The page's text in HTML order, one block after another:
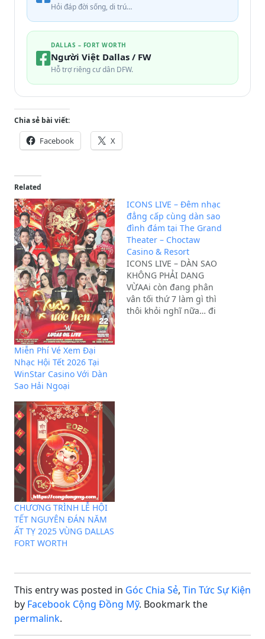
Hỏi đáp đời sống, di trú…
DALLAS – FORT WORTH
Người Việt Dallas / FW
Hỗ trợ riêng cư dân DFW.
Chia sẻ bài viết:
Facebook X
Related
Miễn Phí Vé Xem Đại
Nhạc Hội Tết 2026 Tại
WinStar Casino Với Dàn
Sao Hải Ngoại
ICONS LIVE – Đêm nhạc
đẳng cấp cùng dàn sao
đình đám tại The Grand
Theater – Choctaw
Casino & Resort
ICONS LIVE – DÀN SAO
KHÔNG PHẢI DẠNG
VỪAAi còn đang phân
vân tối thứ 7 làm gì thì
thôi khỏi nghĩ nữa… đi
CHƯƠNG TRÌNH LỄ HỘI
TẾT NGUYÊN ĐÁN NĂM
ẤT TỴ 2025 VÙNG DALLAS
FORT WORTH
This entry was posted in Góc Chia Sẻ, Tin Tức Sự Kiện
by Facebook Cộng Đồng Mỹ. Bookmark the
permalink.